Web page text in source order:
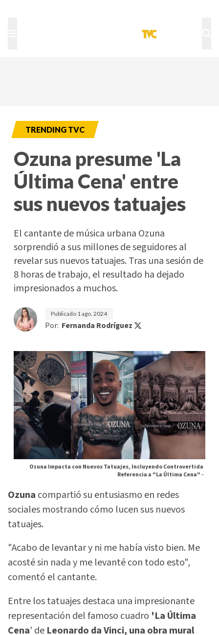
TRENDING TVC
Ozuna presume 'La
Última Cena' entre
sus nuevos tatuajes
El cantante de música urbana Ozuna
sorprendió a sus millones de seguidores al
revelar sus nuevos tatuajes. Tras una sesión de
8 horas de trabajo, el resultado ha dejado
impresionados a muchos.
Publicado 1 ago. 2024
Por: Fernanda Rodríguez
Ozuna Impacta con Nuevos Tatuajes, Incluyendo Controvertida
Referencia a "La Última Cena" -
Ozuna compartió su entusiasmo en redes
sociales mostrando cómo lucen sus nuevos
tatuajes.
"Acabo de levantar y ni me había visto bien. Me
acosté sin nada y me levanté con todo esto",
comentó el cantante.
Entre los tatuajes destaca una impresionante
representación del famoso cuadro 'La Última
Cena' de Leonardo da Vinci, una obra mural